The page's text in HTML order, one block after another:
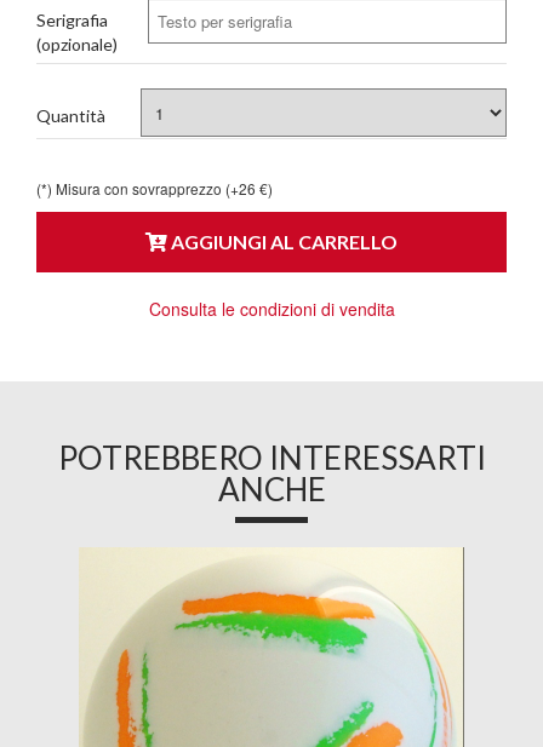
Serigrafia
(opzionale)
Quantità
(*) Misura con sovrapprezzo (+26 €)
AGGIUNGI AL CARRELLO
Consulta le condizioni di vendita
POTREBBERO INTERESSARTI
ANCHE